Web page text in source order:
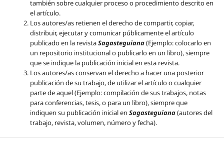
también sobre cualquier proceso o procedimiento descrito en
el artículo.
Los autores/as retienen el derecho de compartir, copiar,
distribuir, ejecutar y comunicar públicamente el artículo
publicado en la revistaSagasteguiana(Ejemplo: colocarlo en
un repositorio institucional o publicarlo en un libro), siempre
que se indique la publicación inicial en esta revista.
Los autores/as conservan el derecho a hacer una posterior
publicación de su trabajo, de utilizar el artículo o cualquier
parte de aquel (Ejemplo: compilación de sus trabajos, notas
para conferencias, tesis, o para un libro), siempre que
indiquen su publicación inicial en Sagasteguiana(autores del
trabajo, revista, volumen, número y fecha).